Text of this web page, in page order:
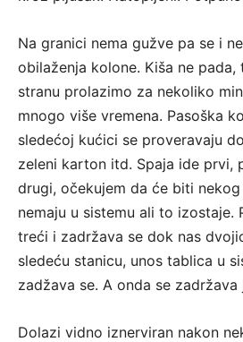
Na granici nema gužve pa se i
obilaženja kolone. Kiša ne pada,
stranu prolazimo za nekoliko
mnogo više vremena. Pasoška
sledećoj kućici se proveravaju
zeleni karton itd. Spaja ide prvi,
drugi, očekujem da će biti
nemaju u sistemu ali to izostaje.
treći i zadržava se dok nas
sledeću stanicu, unos tablica u
zadžava se. A onda se
Dolazi vidno iznerviran nakon